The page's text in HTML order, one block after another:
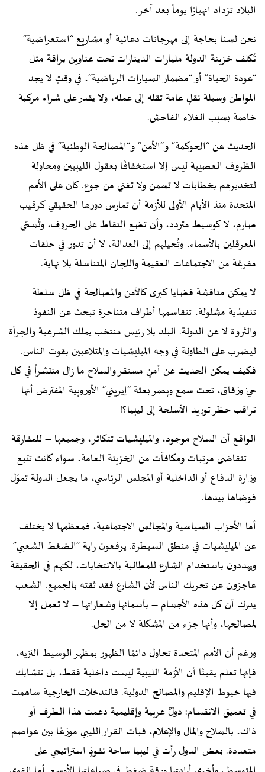
البلاد تزداد انهيارًا يوماً بعد آخر.
نحن لسنا بحاجة إلى مهرجانات دعائية أو مشاريع “استعراضية”
تُكلف خزينة الدولة مليارات الدينارات تحت عناوين براقة مثل
“عودة الحياة” أو “مضمار السيارات الرياضية”، في وقتٍ لا يجد
المواطن وسيلة نقلٍ عامة تقله إلى عمله، ولا يقدر على شراء مركبة
خاصة بسبب الغلاء الفاحش.
الحديث عن “الحوكمة” و“الأمن” و“المصالحة الوطنية” في ظل هذه
الظروف العصيبة ليس إلا استخفافًا بعقول الليبيين ومحاولة
لتخديرهم بخطابات لا تسمن ولا تغني من جوع. كان على الأمم
المتحدة منذ الأيام الأولى للأزمة أن تمارس دورها الحقيقي كرقيب
صارم، لا كوسيط متردد، وأن تضع النقاط على الحروف، وتُسمّي
المعرقلين بالأسماء، وتُحيلهم إلى العدالة، لا أن تدور في حلقات
مفرغة من الاجتماعات العقيمة واللجان المتناسلة بلا نهاية.
لا يمكن مناقشة قضايا كبرى كالأمن والمصالحة في ظل سلطة
تنفيذية مشلولة، تتقاسمها أطراف متناحرة تبحث عن النفوذ
والثروة لا عن الدولة. البلد بلا رئيس منتخب يملك الشرعية والجرأة
ليضرب على الطاولة في وجه الميليشيات والمتلاعبين بقوت الناس.
فكيف يمكن الحديث عن أمنٍ مستقر والسلاح ما زال منتشراً في كل
حيّ وزقاق، تحت سمع وبصر بعثة “إيريني” الأوروبية المفترض أنها
تراقب حظر توريد الأسلحة إلى ليبيا؟!
الواقع أن السلاح موجود، والميليشيات تتكاثر، وجميعها – للمفارقة
– تتقاضى مرتبات ومكافآت من الخزينة العامة، سواء كانت تتبع
وزارة الدفاع أو الداخلية أو المجلس الرئاسي، ما يجعل الدولة تموّل
فوضاها بيدها.
أما الأحزاب السياسية والمجالس الاجتماعية، فمعظمها لا يختلف
عن الميليشيات في منطق السيطرة. يرفعون راية “الضغط الشعبي”
ويهددون باستخدام الشارع للمطالبة بالانتخابات، لكنهم في الحقيقة
عاجزون عن تحريك الناس لأن الشارع فقد ثقته بالجميع. الشعب
يدرك أن كل هذه الأجسام – بأسمائها وشعاراتها – لا تعمل إلا
لمصالحها، وأنها جزء من المشكلة لا من الحل.
ورغم أن الأمم المتحدة تحاول دائمًا الظهور بمظهر الوسيط النزيه،
فإنها تعلم يقينًا أن الأزمة الليبية ليست داخلية فقط، بل تتشابك
فيها خيوط الإقليم والمصالح الدولية. فالتدخلات الخارجية ساهمت
في تعميق الانقسام: دولٌ عربية وإقليمية دعمت هذا الطرف أو
ذاك، بالسلاح والمال والإعلام، فبات القرار الليبي موزعًا بين عواصم
متعددة. بعض الدول رأت في ليبيا ساحة نفوذٍ استراتيجي على